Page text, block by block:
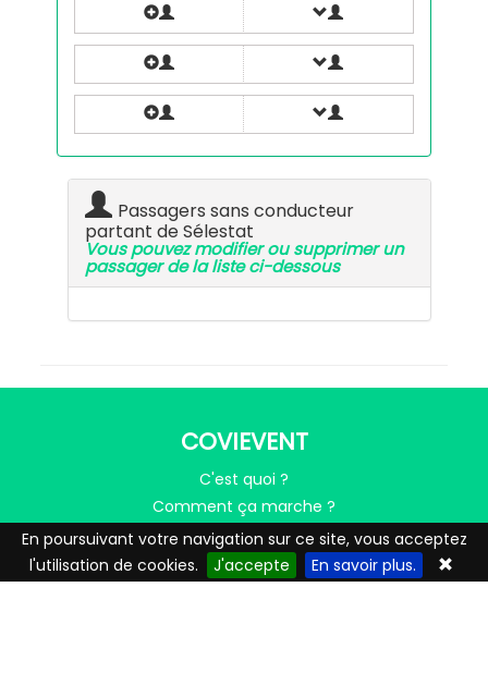
Passagers sans conducteur
partant de Sélestat
Vous pouvez modifier ou supprimer un
passager de la liste ci-dessous
COVIEVENT
C'est quoi ?
Comment ça marche ?
Mentions légales
Nous contacter
En poursuivant votre navigation sur ce site, vous acceptez
l'utilisation de cookies.
J'accepte En savoir plus.